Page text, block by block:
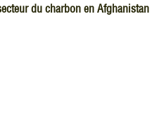
du charbon en Afghanistan